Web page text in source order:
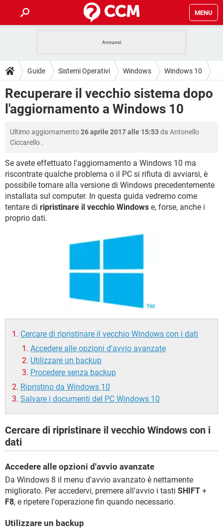
MENU
INTRATTENIMENTO ANDROID
iOS WINDOWS 10
INSTAGRAM WHATSAPP
HARDWARE
GUIDE
COVID-19
INTRATTENIMENTO ANDROID
iOS
INSTAGRAM WHATSAPP
HARDWARE
DOWNLOAD
COVID-19 GAMING
iOS
INSTAGRAM WHATSAPP
TIKTOK FACEBOOK
HARDWARE
FORUM
COVID-19 GAMING
iOS WINDOWS 10
INSTAGRAM WHATSAPP
FACEBOOK
HARDWARE
GLOSSARIO
COVID-19 GAMING
INTRATTENIMENTO ANDROID
iOS WINDOWS 10
INSTAGRAM WHATSAPP
Guide Sistemi Operativi Windows Windows 10
Recuperare il vecchio sistema dopo
l'aggiornamento a Windows 10
Ultimo aggiornamento26 aprile 2017 alle 15:53da Antonello
Ciccarello .
Se avete effettuato l'aggiornamento a Windows 10 ma
riscontrate qualche problema o il PC si rifiuta di avviarsi, è
possibile tornare alla versione di Windows precedentemente
installata sul computer. In questa guida vedremo come
tentare di ripristinare il vecchio Windows e, forse, anche i
proprio dati.
Cercare di ripristinare il vecchio Windows con i dati
Accedere alle opzioni d'avvio avanzate
Utilizzare un backup
Procedere senza backup
Ripristino da Windows 10
Salvare i documenti del PC Windows 10
Cercare di ripristinare il vecchio Windows con i
dati
Accedere alle opzioni d'avvio avanzate
Da Windows 8 il menu d'avvio avanzato è nettamente
migliorato. Per accedervi, premere all'avvio i tasti SHIFT +
F8, e ripetere l'operazione fin quando necessario.
Utilizzare un backup